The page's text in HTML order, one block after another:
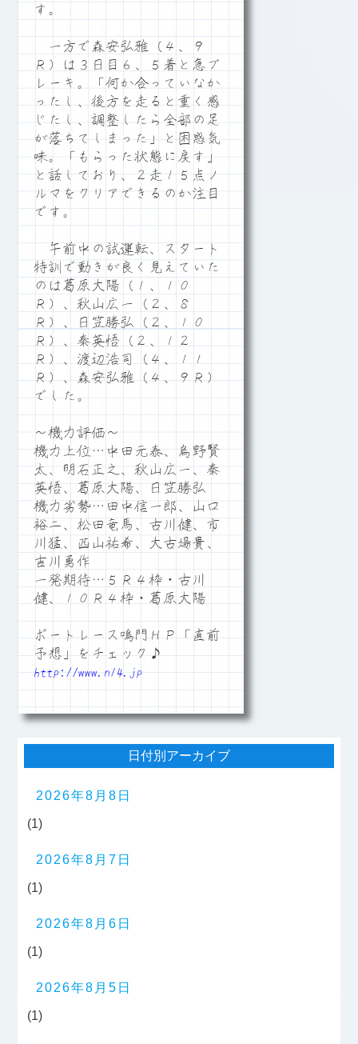
す。
一方で森安弘雅（４、９
Ｒ）は３日目６、５着と急ブ
レーキ。「何か合っていなか
ったし、後方を走ると重く感
じたし、調整したら全部の足
が落ちてしまった」と困惑気
味。「もらった状態に戻す」
と話しており、２走１５点ノ
ルマをクリアできるのか注目
です。
午前中の試運転、スタート
特訓で動きが良く見えていた
のは葛原大陽（１、１０
Ｒ）、秋山広一（２、８
Ｒ）、日笠勝弘（２、１０
Ｒ）、秦英悟（２、１２
Ｒ）、渡辺浩司（４、１１
Ｒ）、森安弘雅（４、９Ｒ）
でした。
～機力評価～
機力上位…中田元泰、烏野賢
太、明石正之、秋山広一、秦
英悟、葛原大陽、日笠勝弘
機力劣勢…田中信一郎、山口
裕二、松田竜馬、古川健、市
川猛、西山祐希、大古場貴、
吉川勇作
一発期待…５Ｒ４枠・古川
健、１０Ｒ４枠・葛原大陽
ボートレース鳴門ＨＰ「直前
予想」をチェック♪
http://www.n14.jp
日付別アーカイブ
2026年8月8日
(1)
2026年8月7日
(1)
2026年8月6日
(1)
2026年8月5日
(1)